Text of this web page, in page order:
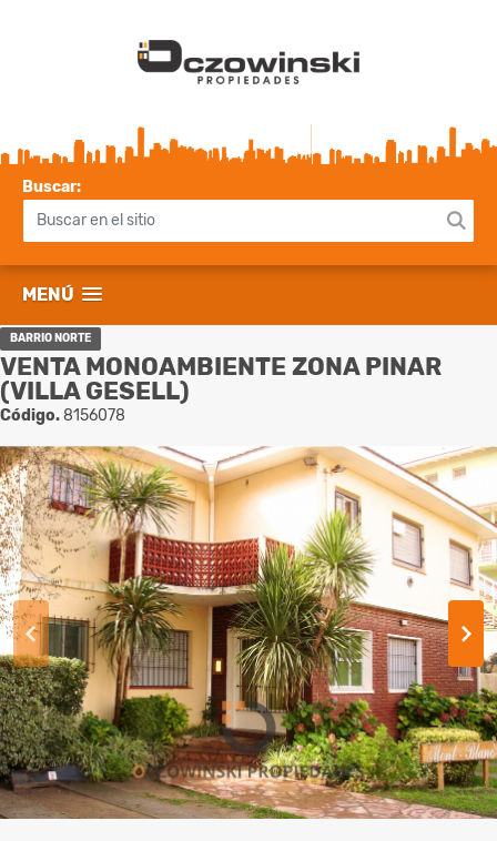
Buscar:
MENÚ
BARRIO NORTE
VENTA MONOAMBIENTE ZONA PINAR
(VILLA GESELL)
Código.8156078